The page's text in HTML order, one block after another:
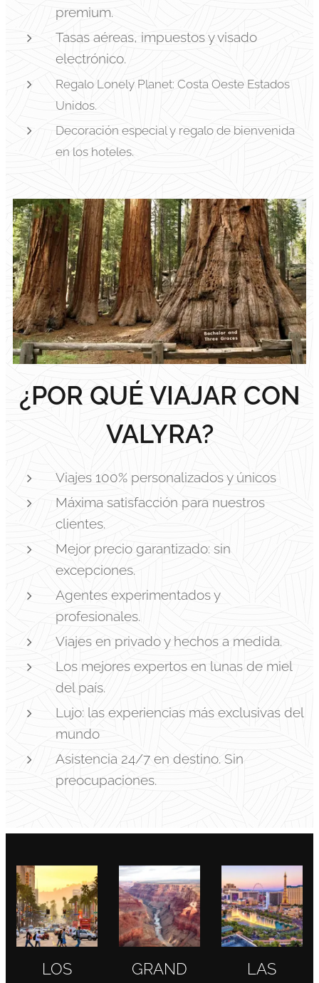
premium.
Tasas aéreas, impuestos y visado
electrónico.
Regalo Lonely Planet: Costa Oeste Estados
Unidos.
Decoración especial y regalo de bienvenida
en los hoteles.
¿POR QUÉ VIAJAR CON
VALYRA?
Viajes 100% personalizados y únicos
Máxima satisfacción para nuestros
clientes.
Mejor precio garantizado: sin
excepciones.
Agentes experimentados y
profesionales.
Viajes en privado y hechos a medida.
Los mejores expertos en lunas de miel
del país.
Lujo: las experiencias más exclusivas del
mundo
Asistencia 24/7 en destino. Sin
preocupaciones.
LOS
GRAND
LAS